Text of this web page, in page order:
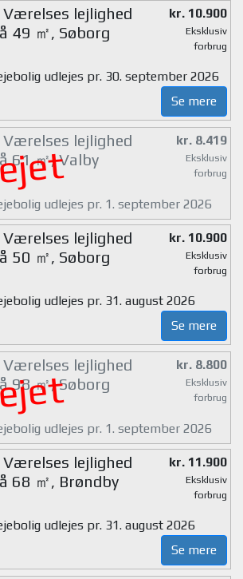
Værelses lejlighed
49 ㎡, Søborg
kr. 10.900
Eksklusiv
forbrug
udlejes pr. 30. september 2026
Se mere
Værelses lejlighed
61 ㎡, Valby
kr. 8.419
Eksklusiv
forbrug
udlejes pr. 1. september 2026
Værelses lejlighed
50 ㎡, Søborg
kr. 10.900
Eksklusiv
forbrug
udlejes pr. 31. august 2026
Se mere
Værelses lejlighed
98 ㎡, Søborg
kr. 8.800
Eksklusiv
forbrug
udlejes pr. 1. september 2026
Værelses lejlighed
68 ㎡, Brøndby
kr. 11.900
Eksklusiv
forbrug
udlejes pr. 31. august 2026
Se mere